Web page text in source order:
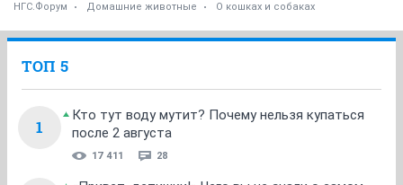
НГС.Форум Домашние животные О кошках и собаках
ТОП 5
1
Кто тут воду мутит? Почему нельзя купаться
после 2 августа
17 411 28